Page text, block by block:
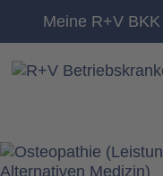
Meine R+V BKK